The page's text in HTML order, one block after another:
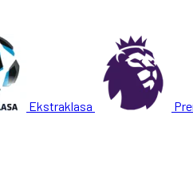
Ekstraklasa